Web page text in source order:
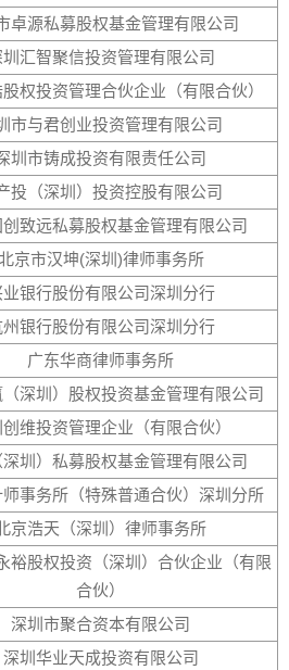
卓源私募股权基金管理有限公司
圳汇智聚信投资管理有限公司
权投资管理合伙企业（有限合伙）
市与君创业投资管理有限公司
圳市铸成投资有限责任公司
投（深圳）投资控股有限公司
致远私募股权基金管理有限公司
京市汉坤(深圳)律师事务所
业银行股份有限公司深圳分行
州银行股份有限公司深圳分行
广东华商律师事务所
深圳）股权投资基金管理有限公司
维投资管理企业（有限合伙）
圳）私募股权基金管理有限公司
事务所（特殊普通合伙）深圳分所
京浩天（深圳）律师事务所
裕股权投资（深圳）合伙企业（有限
合伙）
深圳市聚合资本有限公司
深圳华业天成投资有限公司